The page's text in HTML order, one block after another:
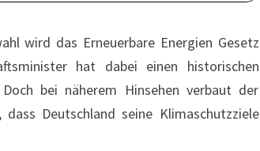
wird das Erneuerbare Energien Gesetz
hat dabei einen historischen
bei näherem Hinsehen verbaut der
Deutschland seine Klimaschutzziele